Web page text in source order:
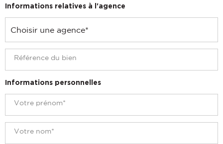
Informations relatives à l'agence
Informations personnelles